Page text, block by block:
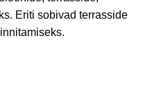
Eriti sobivad terrasside